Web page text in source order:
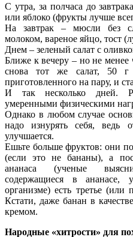
С утра, за полчаса до
или яблоко (фрукты лучше
На завтрак – мюсли без
молоком, вареное яйцо, тост
Днем – зеленый салат с
Ближе к вечеру – но не менее
снова тот же салат, 50
приготовленного на пару, и
И так несколько дней.
умеренными физическими
Однако в любом случае
надо изнурять себя, ведь
улучшается.
Ешьте больше фруктов: они
(если это не бананы), а
ананаса (ученые
содержащиеся в ананасе,
организме) есть третье (или
Кстати, даже банан в
кремом.
Народные «хитрости» для